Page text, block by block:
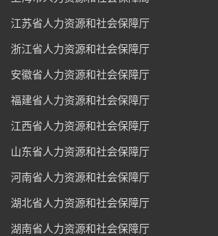
江苏省人力资源和社会保障厅
浙江省人力资源和社会保障厅
安徽省人力资源和社会保障厅
福建省人力资源和社会保障厅
江西省人力资源和社会保障厅
山东省人力资源和社会保障厅
河南省人力资源和社会保障厅
湖北省人力资源和社会保障厅
湖南省人力资源和社会保障厅